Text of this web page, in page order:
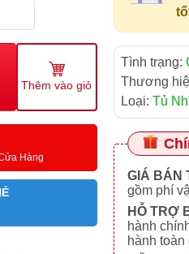
Thêm vào giỏ
Hàng
Tình trạng:
Thương
Loại: Tủ
GIÁ BÁN
gồm phí
HỖ TRỢ
hành
hành toàn